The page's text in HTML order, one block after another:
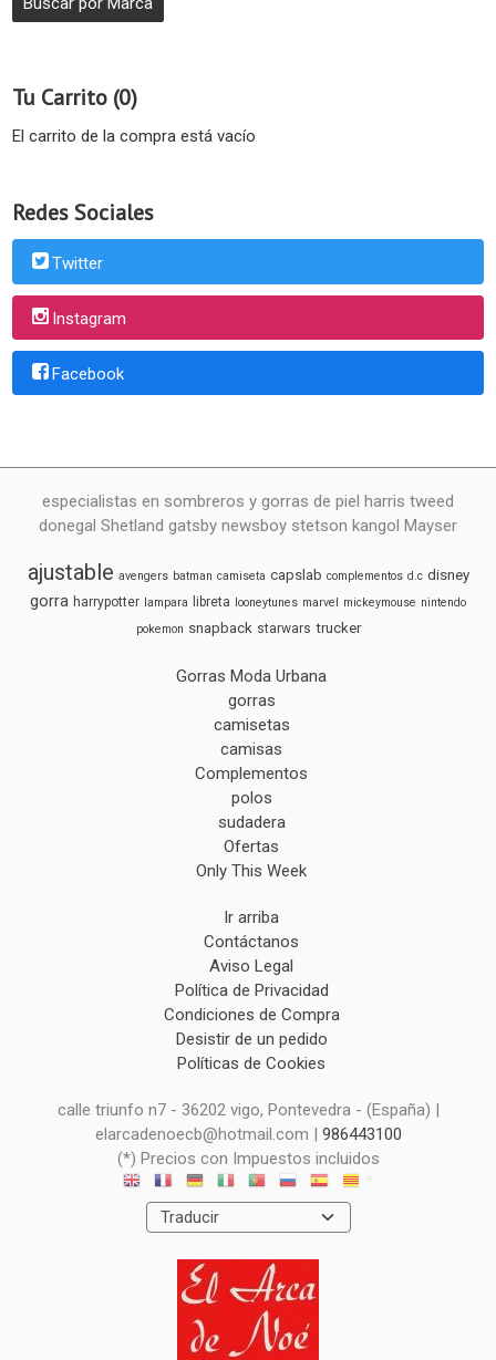
Tu Carrito (0)
El carrito de la compra está vacío
Redes Sociales
Twitter
Instagram
Facebook
especialistas en sombreros y gorras de piel harris tweed
donegal Shetland gatsby newsboy stetson kangol Mayser
ajustable avengers batman camiseta capslab complementos d.c disney
gorra harrypotter lampara libreta looneytunes marvel mickeymouse nintendo
pokemon snapback starwars trucker
Gorras Moda Urbana
gorras
camisetas
camisas
Complementos
polos
sudadera
Ofertas
Only This Week
Ir arriba
Contáctanos
Aviso Legal
Política de Privacidad
Condiciones de Compra
Desistir de un pedido
Políticas de Cookies
calle triunfo n7 - 36202 vigo, Pontevedra - (España) |
elarcadenoecb@hotmail.com | 986443100
(*) Precios con Impuestos incluidos